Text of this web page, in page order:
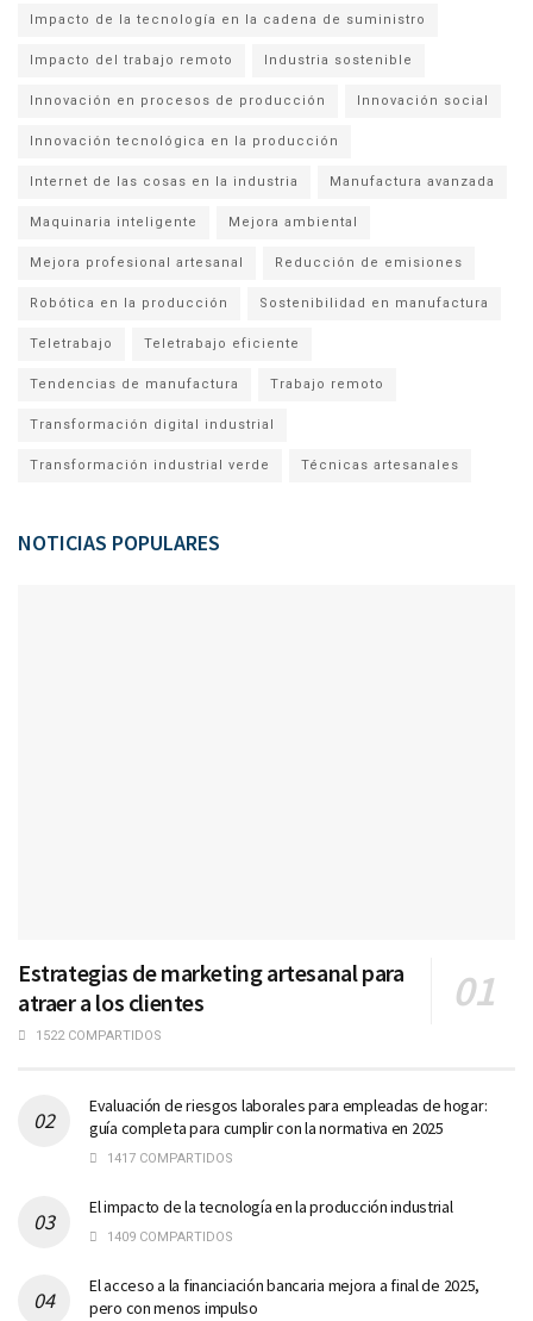
Impacto de la tecnología en la cadena de suministro
Impacto del trabajo remoto Industria sostenible
Innovación en procesos de producción Innovación social
Innovación tecnológica en la producción
Internet de las cosas en la industria Manufactura avanzada
Maquinaria inteligente Mejora ambiental
Mejora profesional artesanal Reducción de emisiones
Robótica en la producción Sostenibilidad en manufactura
Teletrabajo Teletrabajo eficiente
Tendencias de manufactura Trabajo remoto
Transformación digital industrial
Transformación industrial verde Técnicas artesanales
NOTICIAS POPULARES
Estrategias de marketing artesanal para
atraer a los clientes
1522 COMPARTIDOS
Evaluación de riesgos laborales para empleadas de hogar:
guía completa para cumplir con la normativa en 2025
1417 COMPARTIDOS
El impacto de la tecnología en la producción industrial
1409 COMPARTIDOS
El acceso a la financiación bancaria mejora a final de 2025,
pero con menos impulso